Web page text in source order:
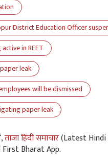
District Education Officer
in REET
leak
will be dismissed
paper leak
ताजा हिंदी समाचार(Latest
First Bharat App.